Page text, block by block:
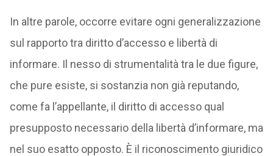
In altre parole, occorre evitare ogni generalizzazione
sul rapporto tra diritto d’accesso e libertà di
informare. Il nesso di strumentalità tra le due figure,
che pure esiste, si sostanzia non già reputando,
come fa l’appellante, il diritto di accesso qual
presupposto necessario della libertà d’informare, ma
nel suo esatto opposto. È il riconoscimento giuridico